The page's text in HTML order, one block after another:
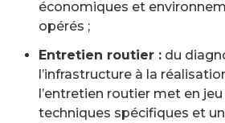
économiques et
opérés ;
Entretien routier : du
l’infrastructure à la
l’entretien routier met en
techniques spécifiques et